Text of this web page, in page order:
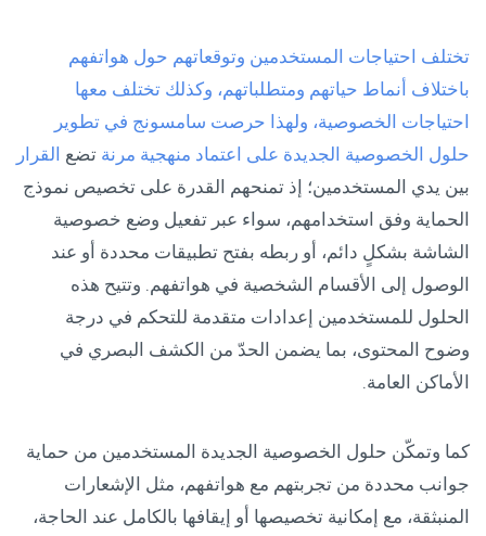
تختلف احتياجات المستخدمين وتوقعاتهم حول هواتفهم
باختلاف أنماط حياتهم ومتطلباتهم، وكذلك تختلف معها
احتياجات الخصوصية، ولهذا حرصت سامسونج في تطوير
حلول الخصوصية الجديدة على اعتماد منهجية مرنة تضع القرار
بين يدي المستخدمين؛ إذ تمنحهم القدرة على تخصيص نموذج
الحماية وفق استخدامهم، سواء عبر تفعيل وضع خصوصية
الشاشة بشكلٍ دائم، أو ربطه بفتح تطبيقات محددة أو عند
الوصول إلى الأقسام الشخصية في هواتفهم. وتتيح هذه
الحلول للمستخدمين إعدادات متقدمة للتحكم في درجة
وضوح المحتوى، بما يضمن الحدّ من الكشف البصري في
الأماكن العامة.
كما وتمكّن حلول الخصوصية الجديدة المستخدمين من حماية
جوانب محددة من تجربتهم مع هواتفهم، مثل الإشعارات
المنبثقة، مع إمكانية تخصيصها أو إيقافها بالكامل عند الحاجة،